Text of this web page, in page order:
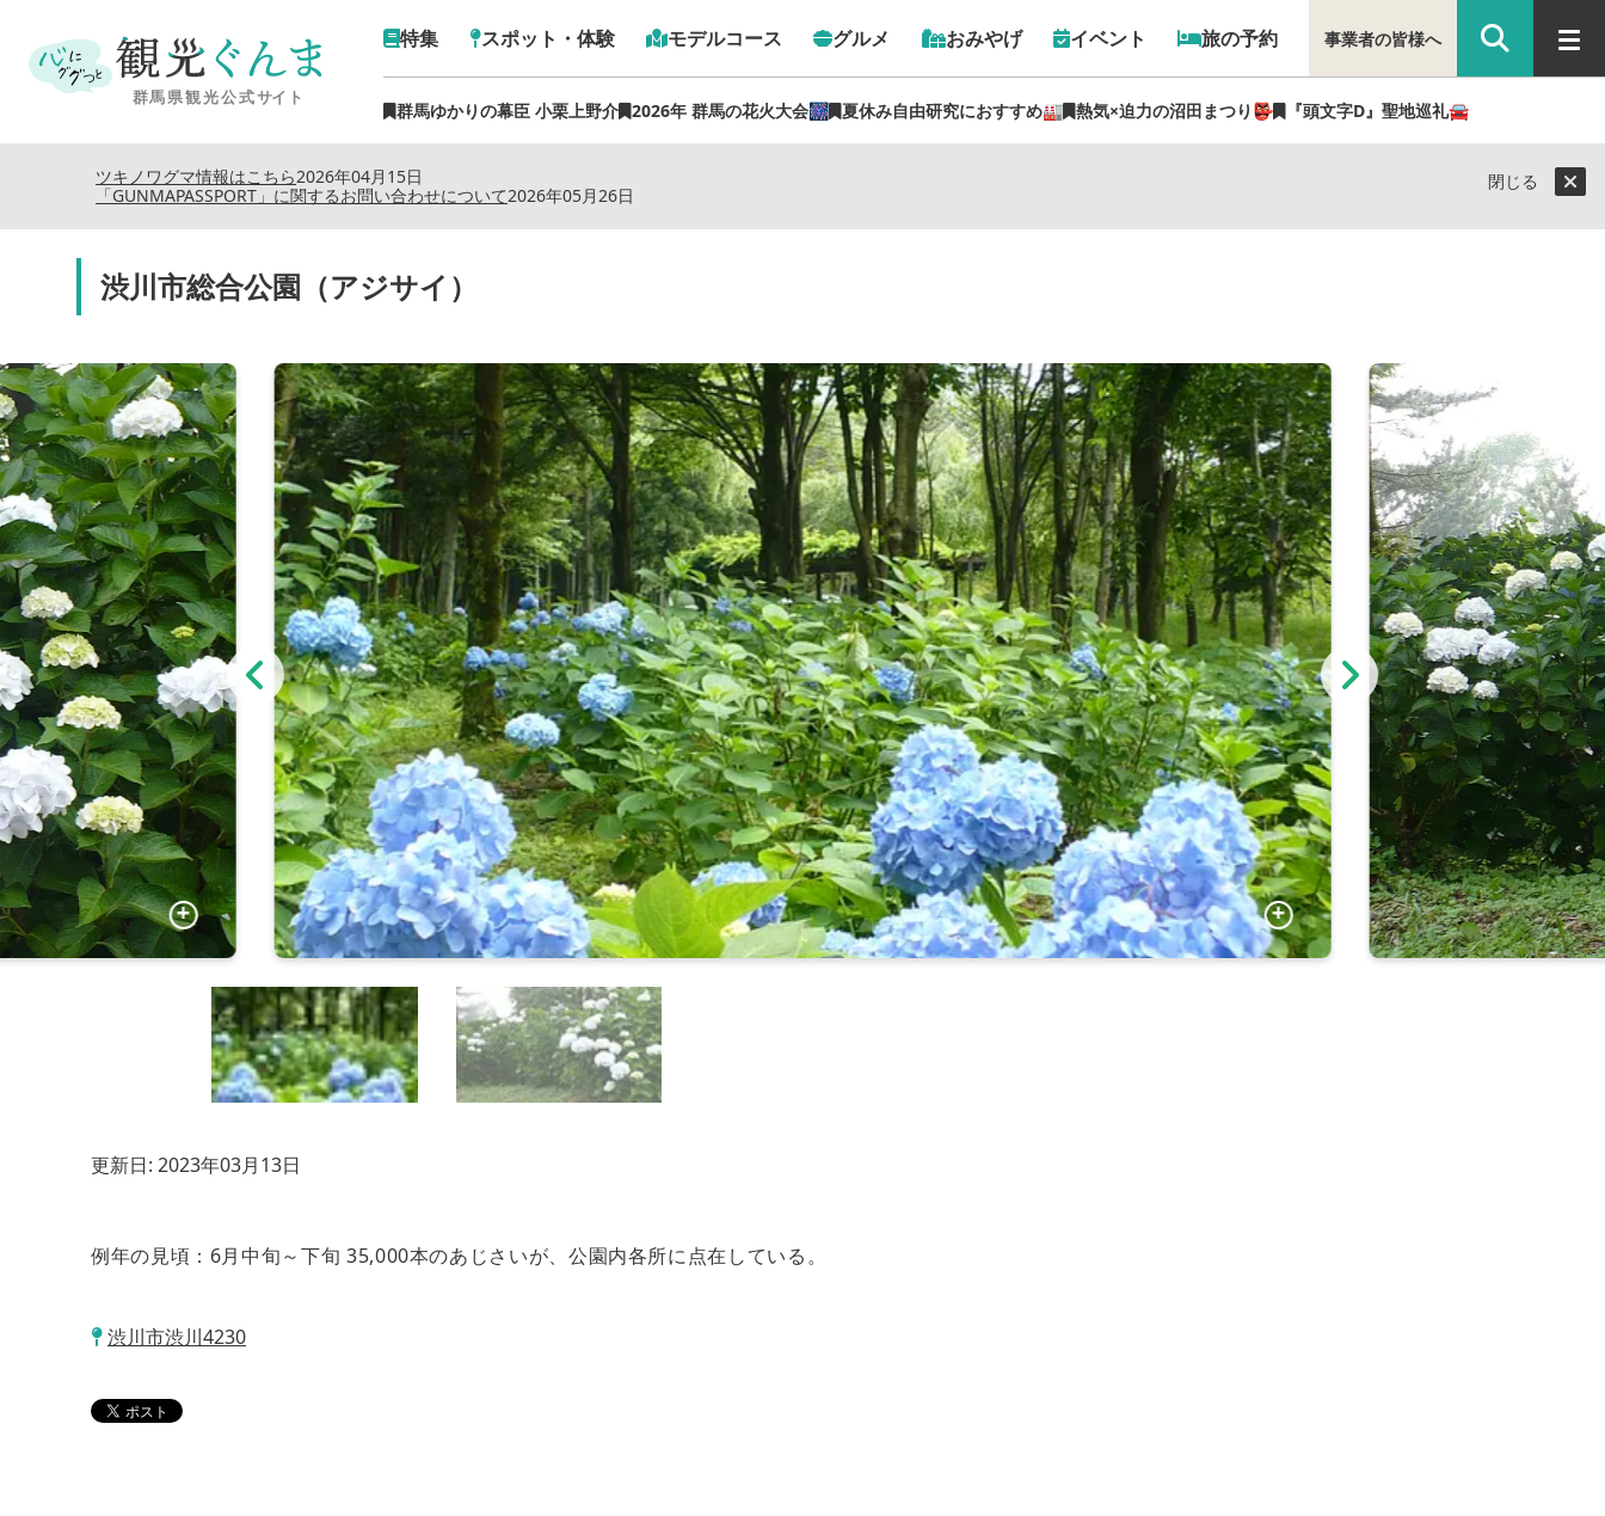
特集 スポット・体験 モデルコース グルメ おみやげ イベント 旅の予約
群馬ゆかりの幕臣 小栗上野介 2026年 群馬の花火大会🎆 夏休み自由研究におすすめ🏭 熱気×迫力の沼田まつり👺 『頭文字D』聖地巡礼🚘
事業者の皆様へ
2026年04月15日
ツキノワグマ情報はこちら
2026年05月26日
「GUNMAPASSPORT」に関するお問い合わせについて
閉じる
渋川市総合公園（アジサイ）
更新日: 2023年03月13日
例年の見頃：6月中旬～下旬 35,000本のあじさいが、公園内各所に点在している。
渋川市渋川4230